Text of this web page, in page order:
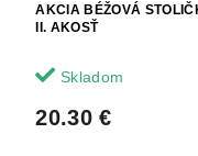
AKCIA BÉŽOVÁ
II. AKOSŤ
Skladom
20.30 €